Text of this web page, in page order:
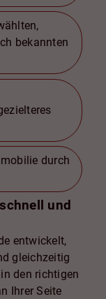
bekannten
durch
und
entwickelt,
gleichzeitig
den richtigen
Ihrer Seite